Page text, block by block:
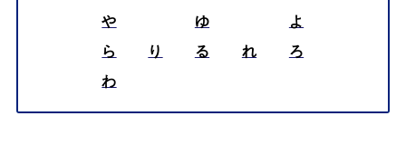
や
ゆ
よ
ら
り る れ
ろ
わ